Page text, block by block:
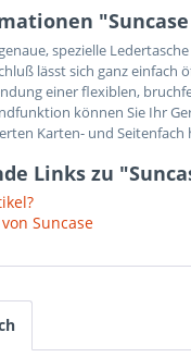
"Suncase
spezielle
lässt sich ganz einfach
einer flexiblen,
können Sie Ihr
Karten- und
Links zu
Suncase